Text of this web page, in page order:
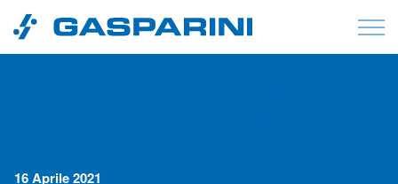
Vai al contenuto
16 Aprile 2021